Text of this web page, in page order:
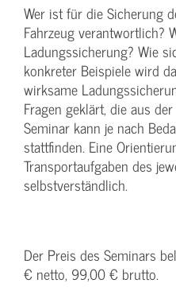
Wer ist für die Sicherung
Fahrzeug verantwortlich?
Ladungssicherung? Wie
konkreter Beispiele wird
wirksame
Fragen geklärt, die aus
Seminar kann je nach
stattfinden. Eine
Transportaufgaben des
selbstverständlich.
Der Preis des Seminars
€ netto, 99,00 € brutto.